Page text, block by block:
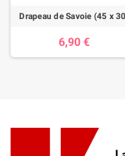
Drapeau de Savoie (45 x
6,90 €